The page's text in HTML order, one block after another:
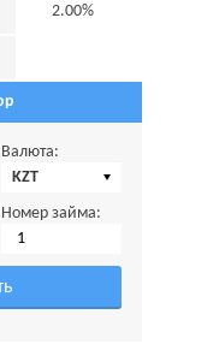
2.00%
Валюта:
KZT
Номер займа: